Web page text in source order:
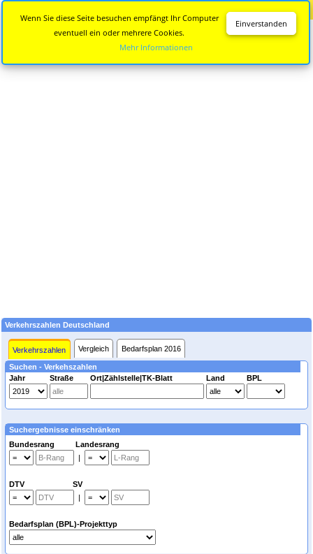
Verkehrszahlen Deutschland
Verkehrszahlen Vergleich Bedarfsplan 2016
Suchen - Verkehszahlen
Jahr
Straße Ort|Zählstelle|TK-Blatt Land BPL
Suchergebnisse einschränken
Bundesrang Landesrang
|
DTV SV
|
Bedarfsplan (BPL)-Projekttyp
Einverstanden
Wenn Sie diese Seite besuchen empfängt Ihr Computer
eventuell ein oder mehrere Cookies.
Mehr Informationen